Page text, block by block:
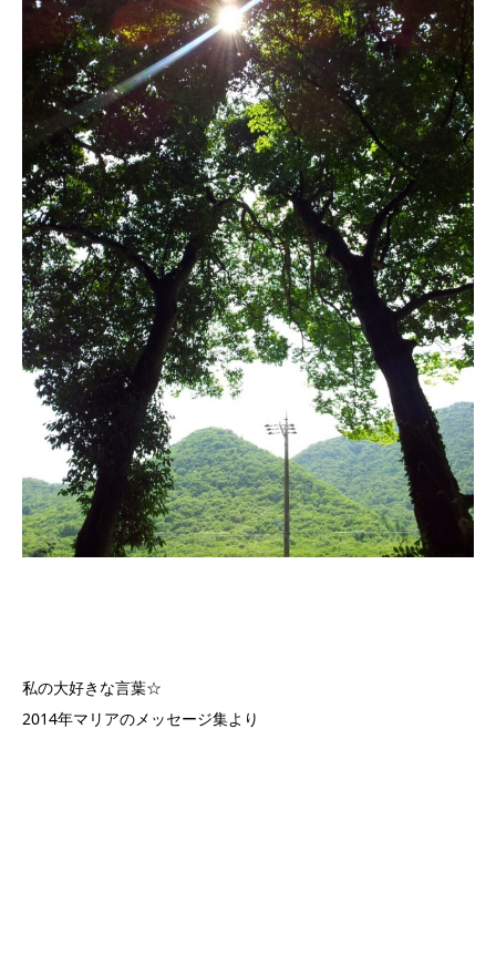
私の大好きな言葉☆
2014年マリアのメッセージ集より